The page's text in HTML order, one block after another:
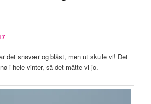
det snøvær og blåst, men ut skulle vi! Det
i hele vinter, så det måtte vi jo.